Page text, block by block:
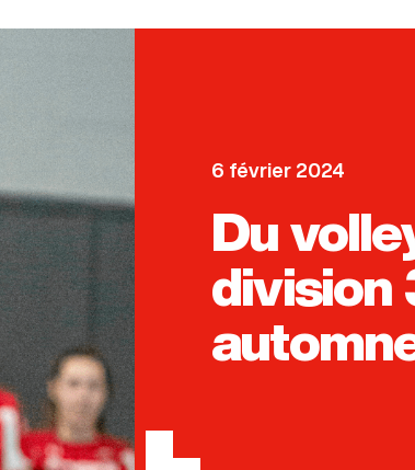
6 février 2024
Du
division